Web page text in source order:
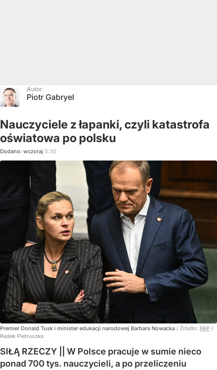
Autor:
Piotr Gabryel
Nauczyciele z łapanki, czyli katastrofa
oświatowa po polsku
Dodano: wczoraj 5:30
Premier Donald Tusk i minister edukacji narodowej Barbara Nowacka / Źródło: PAP /
Radek Pietruszka
SIŁĄ RZECZY || W Polsce pracuje w sumie nieco
ponad 700 tys. nauczycieli, a po przeliczeniu